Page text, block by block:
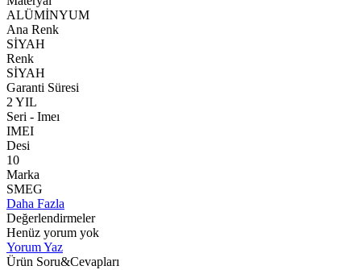
ALÜMİNYUM
Ana Renk
SİYAH
Renk
SİYAH
Garanti Süresi
2 YIL
Seri - Imeı
IMEI
Desi
10
Marka
SMEG
Daha Fazla
Değerlendirmeler
Henüz yorum yok
Yorum Yaz
Ürün Soru&Cevapları